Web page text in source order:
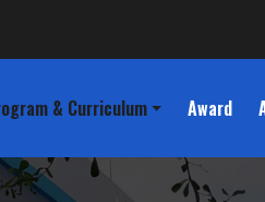
& Curriculum Award